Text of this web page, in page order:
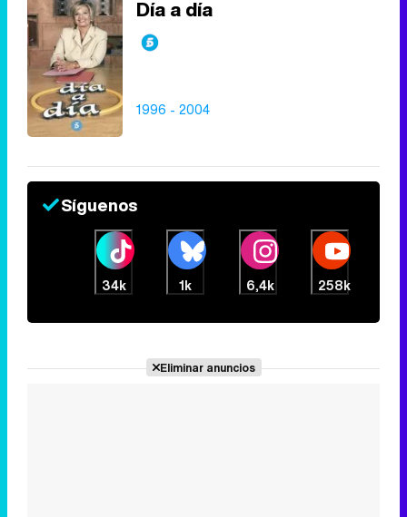
Día a día
1996 - 2004
Síguenos
34k 1k 6,4k 258k
Eliminar anuncios